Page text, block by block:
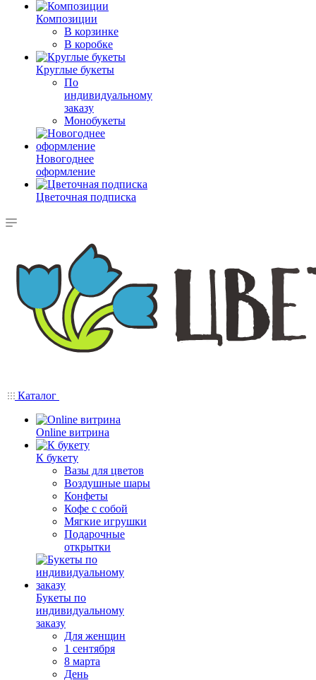
Композиции
В корзинке
В коробке
Круглые букеты
По
индивидуальному
заказу
Монобукеты
Новогоднее
оформление
Цветочная подписка
Каталог
Online витрина
К букету
Вазы для цветов
Воздушные шары
Конфеты
Кофе с собой
Мягкие игрушки
Подарочные
открытки
Букеты по
индивидуальному
заказу
Для женщин
1 сентября
8 марта
День